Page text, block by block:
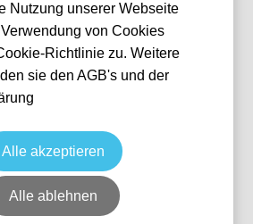
contact@tickwell-travel.de
https://tickwell-travel.de
Registereintrag:
im Handelsregister.
HRB 11919
gemäß §27a
Umsatzsteuergesetz:
DE452918965
Nutzung unserer Webseite
von Cookies
Richtlinie zu. Weitere
sie den AGB's und der
Alle akzeptieren
Alle ablehnen